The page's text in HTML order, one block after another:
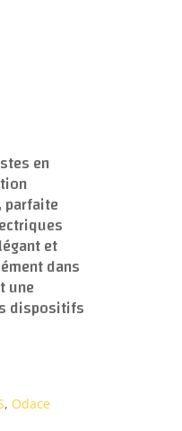
en
parfaite
et
dans
une
dispositifs
, Odace